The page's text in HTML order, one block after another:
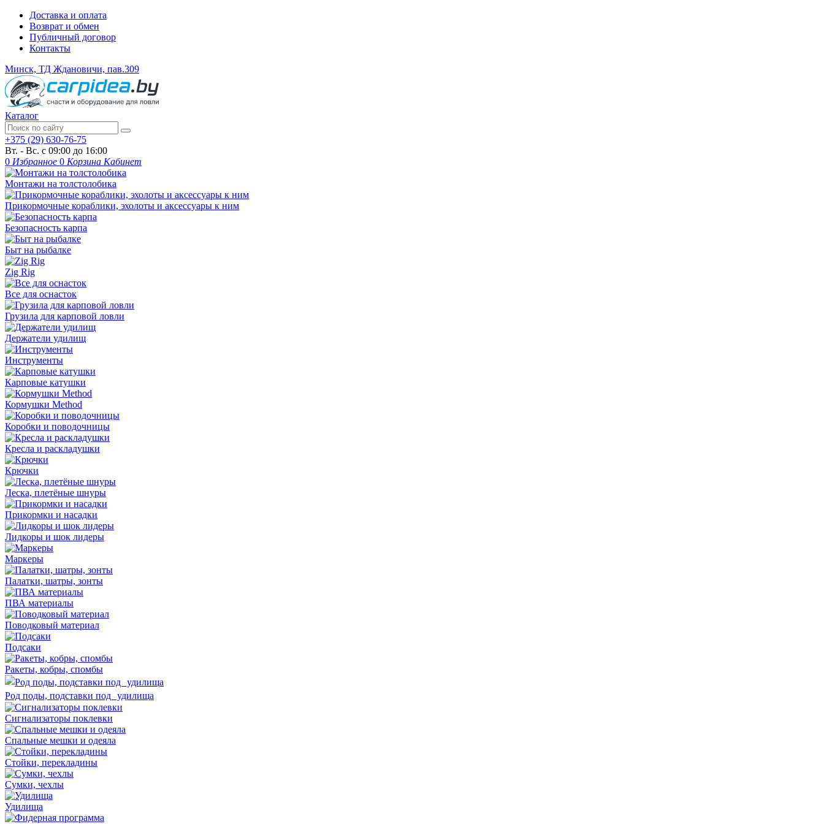
Доставка и оплата
Возврат и обмен
Публичный договор
Контакты
Минск, ТД Ждановичи, пав.309
Каталог
+375 (29) 630-76-75
Вт. - Вс. с 09:00 до 16:00
0 Избранное 0 Корзина Кабинет
Монтажи на толстолобика
Прикормочные кораблики, эхолоты и аксессуары к ним
Безопасность карпа
Быт на рыбалке
Zig Rig
Все для оснасток
Грузила для карповой ловли
Держатели удилищ
Инструменты
Карповые катушки
Кормушки Method
Коробки и поводочницы
Кресла и раскладушки
Крючки
Леска, плетёные шнуры
Прикормки и насадки
Лидкоры и шок лидеры
Маркеры
Палатки, шатры, зонты
ПВА материалы
Поводковый материал
Подсаки
Ракеты, кобры, спомбы
Род поды, подставки под удилища
Сигнализаторы поклевки
Спальные мешки и одеяла
Стойки, перекладины
Сумки, чехлы
Удилища